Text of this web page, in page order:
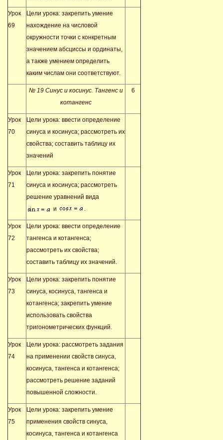
Урок
69
Цели урока: закрепить умение
нахождение на числовой
окружности точки с конкретным
значением абсциссы и ординаты,
а также умением определить
каким числам они соответствуют.
№ 19 Синус и косинус. Тангенс и
котангенс
6
Урок
70
Цели урока: ввести определение
синуса и косинуса; рассмотреть их
свойства; составить таблицу их
значений
Урок
71
Цели урока: закрепить понятие
синуса и косинуса; рассмотреть
решение уравнений вида
и
.
Урок
72
Цели урока: ввести определение
тангенса и котангенса;
рассмотреть их свойства;
составить таблицу их значений.
Урок
73
Цели урока: закрепить понятие
синуса, косинуса, тангенса и
котангенса; закрепить умение
использовать свойства
тригонометрических функций.
Урок
74
Цели урока: рассмотреть задания
на применении свойств синуса,
косинуса, тангенса и котангенса;
рассмотреть решение заданий
повышенной сложности.
Урок
75
Цели урока: закрепить умение
применения свойств синуса,
косинуса, тангенса и котангенса